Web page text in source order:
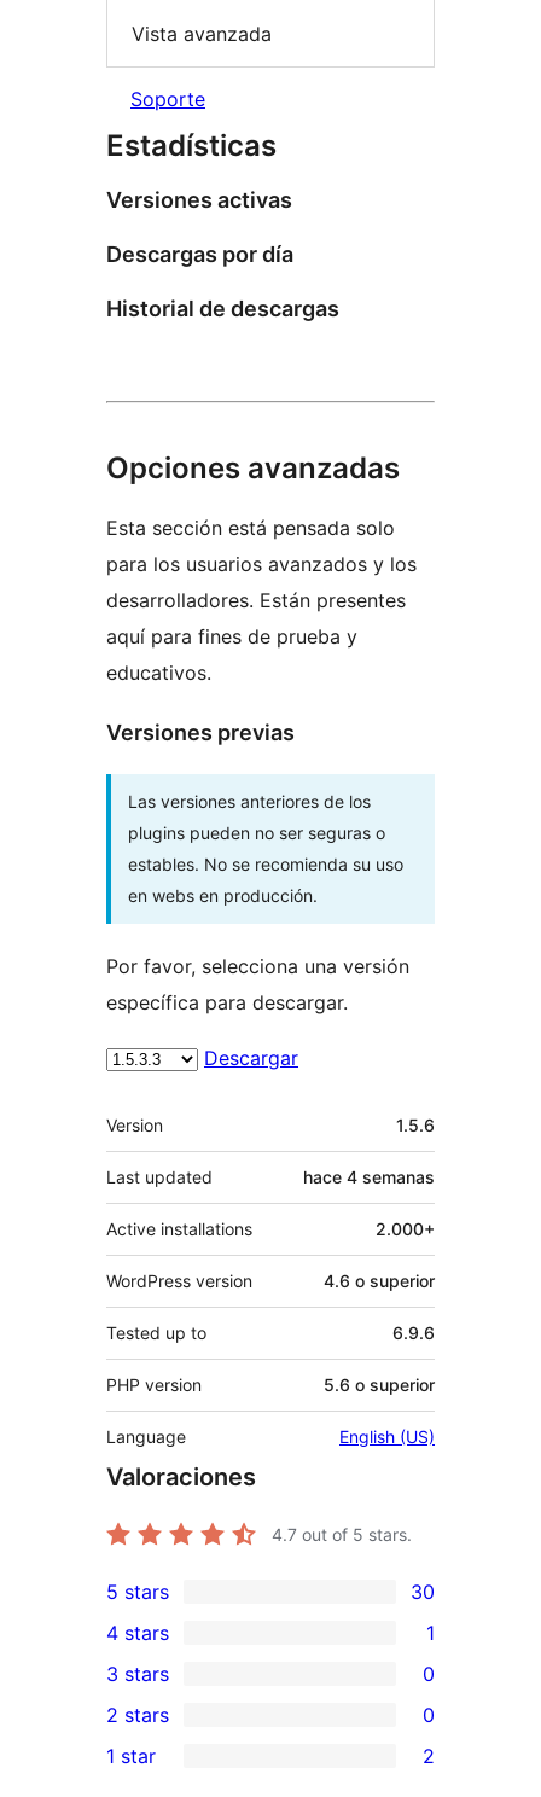
Vista avanzada
Soporte
Estadísticas
Versiones activas
Descargas por día
Historial de descargas
Opciones avanzadas
Esta sección está pensada solo
para los usuarios avanzados y los
desarrolladores. Están presentes
aquí para fines de prueba y
educativos.
Versiones previas
Las versiones anteriores de los
plugins pueden no ser seguras o
estables. No se recomienda su uso
en webs en producción.
Por favor, selecciona una versión
específica para descargar.
Descargar
Meta
Version 1.5.6
Last updated hace 4 semanas
Active installations 2.000+
WordPress version 4.6 o superior
Tested up to 6.9.6
PHP version 5.6 o superior
Language English (US)
Valoraciones
4.7 out of 5 stars.
30
5-
star
reviews
5 stars 30
4-
star
review
4 stars 1
0
3-
star
3 stars 0
2-
2 stars 0
1 star 2